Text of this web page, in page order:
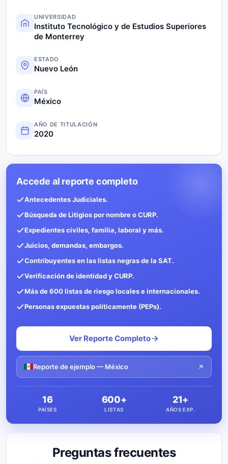
UNIVERSIDAD
Instituto Tecnológico y de Estudios Superiores
de Monterrey
ESTADO
Nuevo León
PAÍS
México
AÑO DE TITULACIÓN
2020
Preguntas frecuentes
Accede al reporte completo
Antecedentes Judiciales.
Búsqueda de Litigios por nombre o CURP.
Expedientes civiles, familia, laboral y más.
Juicios, demandas, embargos.
Contribuyentes en las listas negras de la SAT.
Verificación de identidad y CURP.
Más de 600 listas de riesgo locales e internacionales.
Personas expuestas políticamente (PEPs).
Ver Reporte Completo
Reporte de ejemplo — México
16
PAÍSES
600+
LISTAS
21+
AÑOS EXP.